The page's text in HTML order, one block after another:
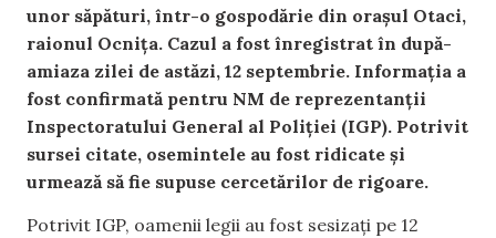
unor săpături, într-o gospodărie din orașul Otaci,
raionul Ocnița. Cazul a fost înregistrat în după-
amiaza zilei de astăzi, 12 septembrie. Informația a
fost confirmată pentru NM de reprezentanții
Inspectoratului General al Poliției (IGP). Potrivit
sursei citate, osemintele au fost ridicate și
urmează să fie supuse cercetărilor de rigoare.
Potrivit IGP, oamenii legii au fost sesizați pe 12